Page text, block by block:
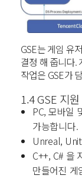
GSE는 게임 유
결정 해 줍니다.
작업은 GSE가
1.4 GSE 지
PC, 모바일
가능합니다.
Unreal,
C++, C# 을
만들어진 게